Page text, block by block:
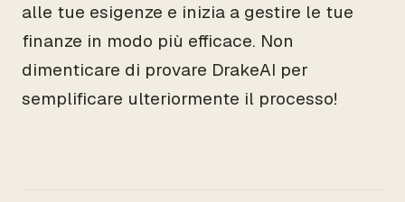
alle tue esigenze e inizia a gestire le tue
finanze in modo più efficace. Non
dimenticare di provare DrakeAI per
semplificare ulteriormente il processo!